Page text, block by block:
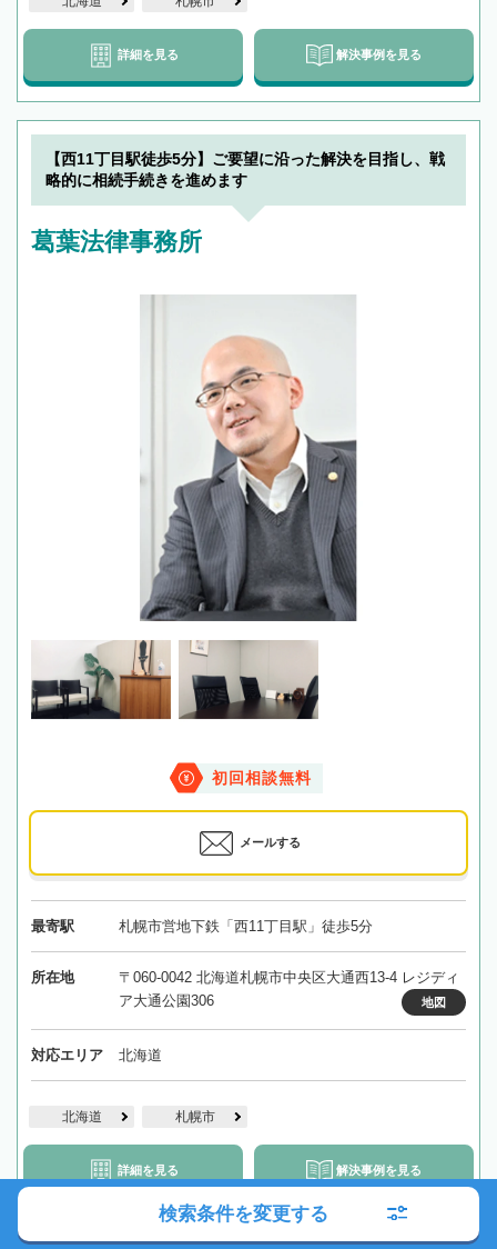
詳細を見る 解決事例を見る
【西11丁目駅徒歩5分】ご要望に沿った解決を目指し、戦
略的に相続手続きを進めます
葛葉法律事務所
初回相談無料
メールする
最寄駅 札幌市営地下鉄「西11丁目駅」徒歩5分
所在地
〒060-0042 北海道札幌市中央区大通西13-4 レジディ
ア大通公園306
地図
対応エリア 北海道
北海道 札幌市
詳細を見る 解決事例を見る
検索条件を変更する